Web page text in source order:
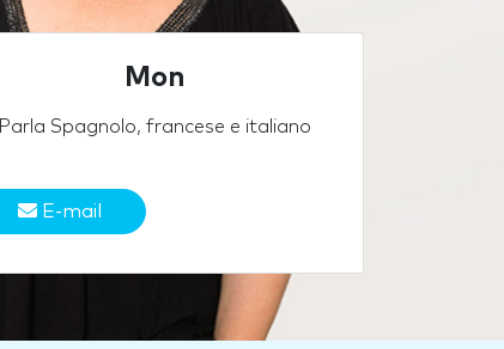
Mon
Parla Spagnolo, francese e italiano
E-mail